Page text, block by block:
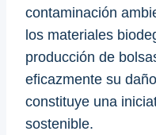
contaminación
los materiales
producción de
eficazmente su
constituye una
sostenible.